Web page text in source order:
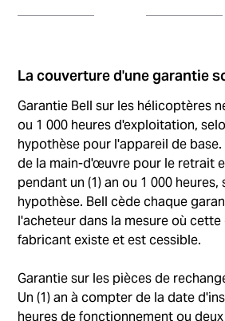
La couverture d'une garantie
Garantie Bell sur les hélicoptères
ou 1 000 heures d'exploitation,
hypothèse pour l'appareil de
de la main-d'œuvre pour le retrait
pendant un (1) an ou 1 000
hypothèse. Bell cède chaque
l'acheteur dans la mesure où
fabricant existe et est cessible.
Garantie sur les pièces de
Un (1) an à compter de la date
heures de fonctionnement ou